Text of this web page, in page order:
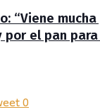
“Viene
por el pan
0